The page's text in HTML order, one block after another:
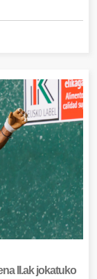
II.ak jokatuko